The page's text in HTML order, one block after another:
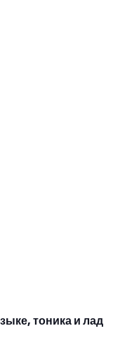
тоника и лад